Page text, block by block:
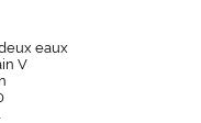
eaux
V